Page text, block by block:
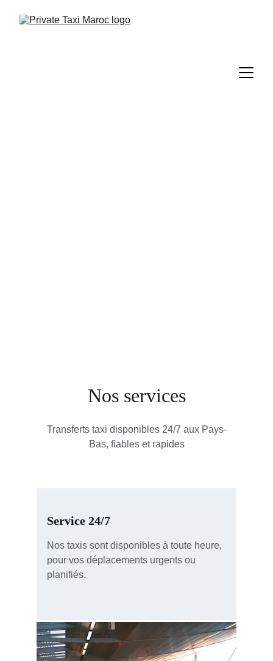
Nos services
Transferts taxi disponibles 24/7 aux Pays-
Bas, fiables et rapides
Service 24/7
Nos taxis sont disponibles à toute heure,
pour vos déplacements urgents ou
planifiés.